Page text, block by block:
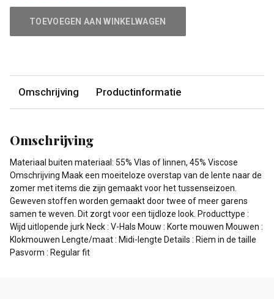
TOEVOEGEN AAN WINKELWAGEN
Omschrijving Productinformatie
Omschrijving
Materiaal buiten materiaal: 55% Vlas of linnen, 45% Viscose
Omschrijving Maak een moeiteloze overstap van de lente naar de
zomer met items die zijn gemaakt voor het tussenseizoen.
Geweven stoffen worden gemaakt door twee of meer garens
samen te weven. Dit zorgt voor een tijdloze look. Producttype :
Wijd uitlopende jurk Neck : V-Hals Mouw : Korte mouwen Mouwen :
Klokmouwen Lengte/maat : Midi-lengte Details : Riem in de taille
Pasvorm : Regular fit